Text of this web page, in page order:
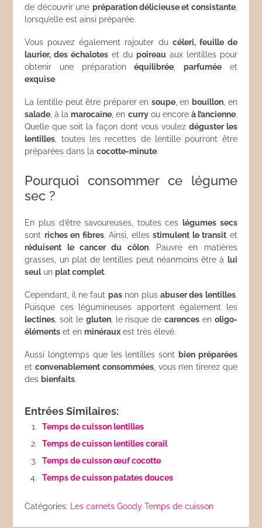
de découvrir une préparation délicieuse et consistante,
lorsqu’elle est ainsi préparée.
Vous pouvez également rajouter du céleri, feuille de
laurier, des échalotes et du poireau aux lentilles pour
obtenir une préparationéquilibrée parfuméeet
exquise.
La lentille peut être préparer en soupe, en bouillon , en
salade , à lamarocaine , en curryou encore à l’ancienne.
Quelle que soit la façon dont vous voulez déguster les
lentilles , toutes les recettes de lentille pourront être
préparées dans lacocotte-minute.
Pourquoi consommer ce légume
sec ?
En plus d’être savoureuses, toutes ces légumes secs
sont riches en fibres. Ainsi, ellesstimulent le transit et
réduisent le cancer du côlon. Pauvre en matières
grasses, un plat de lentilles peut néanmoins être à lui
seulunplat complet.
Cependant, il ne faut pasnon plus abuser des lentilles.
Puisque ces légumineuses apportent également les
lectines , soit le gluten, le risque decarences en oligo-
éléments et enminéraux est très élevé.
Aussi longtemps que les lentilles sont bien préparées
etconvenablement consommées, vous n’en tirerez que
des bienfaits.
Entrées Similaires:
Temps de cuisson lentilles
Temps de cuisson lentilles corail
Temps de cuisson œuf cocotte
Temps de cuisson patates douces
Catégories: Les carnets Goody Temps de cuisson